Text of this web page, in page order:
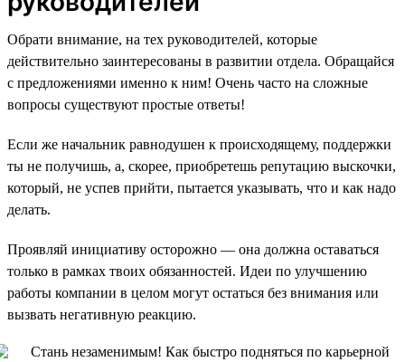
Обрати внимание, на тех руководителей, которые
действительно заинтересованы в развитии отдела. Обращайся
с предложениями именно к ним! Очень часто на сложные
вопросы существуют простые ответы!
Если же начальник равнодушен к происходящему, поддержки
ты не получишь, а, скорее, приобретешь репутацию выскочки,
который, не успев прийти, пытается указывать, что и как надо
делать.
Проявляй инициативу осторожно — она должна оставаться
только в рамках твоих обязанностей. Идеи по улучшению
работы компании в целом могут остаться без внимания или
вызвать негативную реакцию.